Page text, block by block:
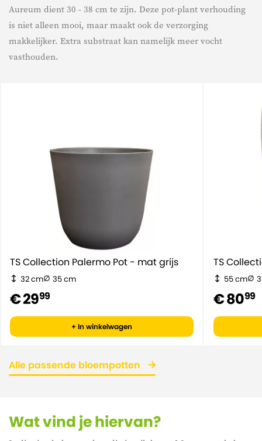
Aureum dient 30 - 38 cm te zijn. Deze pot-plant verhouding
is niet alleen mooi, maar maakt ook de verzorging
makkelijker. Extra substraat kan namelijk meer vocht
vasthouden.
TS Collection Palermo Pot - mat grijs
32 cm 35 cm
€ 2999
+ In winkelwagen
TS
55 cm
€ 8099
Alle passende bloempotten
Wat vind je hiervan?